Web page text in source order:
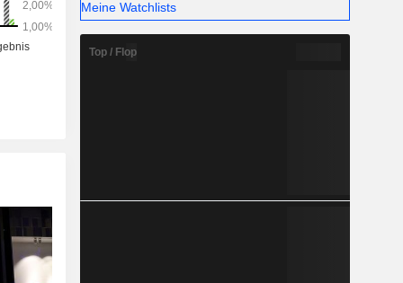
Meine Watchlists
Top / Flop